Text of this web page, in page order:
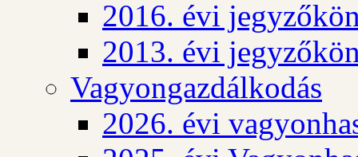
2016. évi
2013. évi
Vagyongazdálkodás
2026. évi